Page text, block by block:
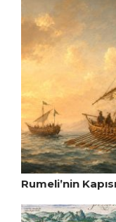
Rumeli’nin